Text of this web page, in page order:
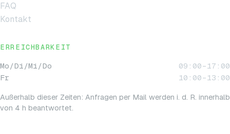
FAQ
Kontakt
ERREICHBARKEIT
Mo/Di/Mi/Do
09:00–17:00
Fr
10:00–13:00
Außerhalb dieser Zeiten: Anfragen per Mail werden i. d. R. innerhalb
von 4 h beantwortet.